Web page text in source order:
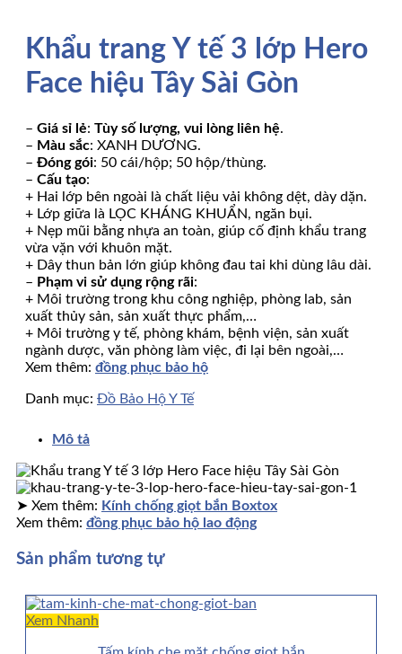
Khẩu trang Y tế 3 lớp Hero
Face hiệu Tây Sài Gòn
– Giá sỉ lẻ: Tùy số lượng, vui lòng liên hệ.
– Màu sắc: XANH DƯƠNG.
– Đóng gói: 50 cái/hộp; 50 hộp/thùng.
– Cấu tạo:
+ Hai lớp bên ngoài là chất liệu vải không dệt, dày dặn.
+ Lớp giữa là LỌC KHÁNG KHUẨN, ngăn bụi.
+ Nẹp mũi bằng nhựa an toàn, giúp cố định khẩu trang
vừa vặn với khuôn mặt.
+ Dây thun bản lớn giúp không đau tai khi dùng lâu dài.
– Phạm vi sử dụng rộng rãi:
+ Môi trường trong khu công nghiệp, phòng lab, sản
xuất thủy sản, sản xuất thực phẩm,…
+ Môi trường y tế, phòng khám, bệnh viện, sản xuất
ngành dược, văn phòng làm việc, đi lại bên ngoài,…
Xem thêm: đồng phục bảo hộ
Danh mục: Đồ Bảo Hộ Y Tế
Mô tả
➤ Xem thêm: Kính chống giọt bắn Boxtox
Xem thêm: đồng phục bảo hộ lao động
Sản phẩm tương tự
Xem Nhanh